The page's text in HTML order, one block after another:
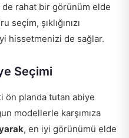
rahat bir görünüm elde
şıklığınızı
hissetmenizi de sağlar.
Seçimi
ön planda tutan abiye
modellerle karşımıza
, en iyi görünümü elde